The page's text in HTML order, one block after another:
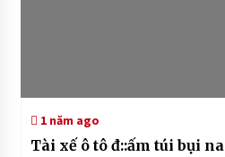
1 năm ago
Tài xế ô tô đ::ấm túi bụi